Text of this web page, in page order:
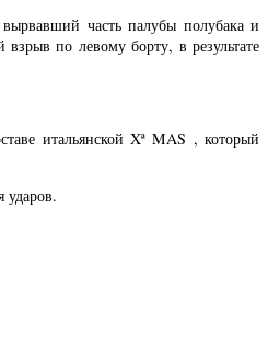
часть палубы полубака и
по левому борту, в результате
итальянской Xª MAS , который